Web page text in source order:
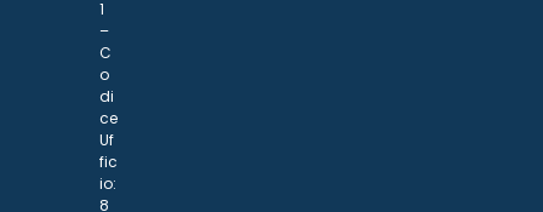
1
–
C
o
di
ce
Uf
fic
io:
8